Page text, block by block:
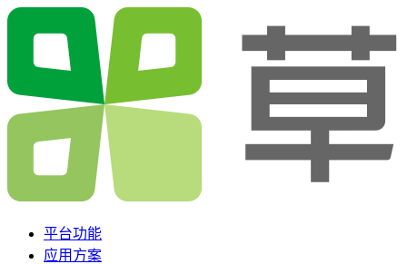
平台功能
应用方案